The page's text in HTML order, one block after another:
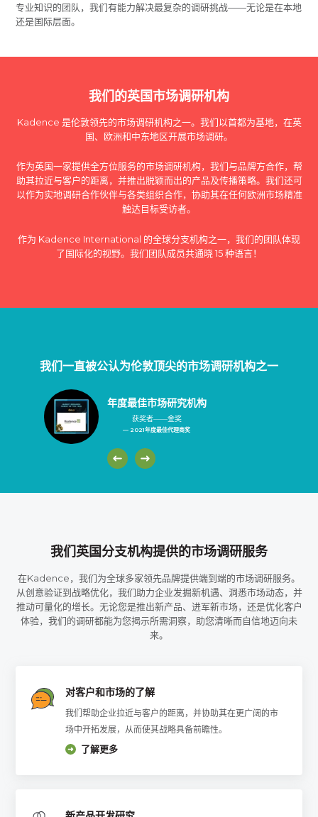
专业知识的团队，我们有能力解决最复杂的调研挑战——无论是在本地
还是国际层面。
我们的英国市场调研机构
Kadence 是伦敦领先的市场调研机构之一。我们以首都为基地，在英
国、欧洲和中东地区开展市场调研。
作为英国一家提供全方位服务的市场调研机构，我们与品牌方合作，帮
助其拉近与客户的距离，并推出脱颖而出的产品及传播策略。我们还可
以作为实地调研合作伙伴与各类组织合作，协助其在任何欧洲市场精准
触达目标受访者。
作为 Kadence International 的全球分支机构之一，我们的团队体现
了国际化的视野。我们团队成员共通晓 15 种语言！
我们一直被公认为伦敦顶尖的市场调研机构之一
年度最佳市场研究机构
获奖者——金奖
— 2021年度最佳代理商奖
我们英国分支机构提供的市场调研服务
在Kadence，我们为全球多家领先品牌提供端到端的市场调研服务。
从创意验证到战略优化，我们助力企业发掘新机遇、洞悉市场动态，并
推动可量化的增长。无论您是推出新产品、进军新市场，还是优化客户
体验，我们的调研都能为您揭示所需洞察，助您清晰而自信地迈向未
来。
对客户和市场的了解
我们帮助企业拉近与客户的距离，并协助其在更广阔的市
场中开拓发展，从而使其战略具备前瞻性。
了解更多